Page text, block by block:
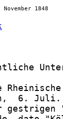
1848
6.
gestrigen